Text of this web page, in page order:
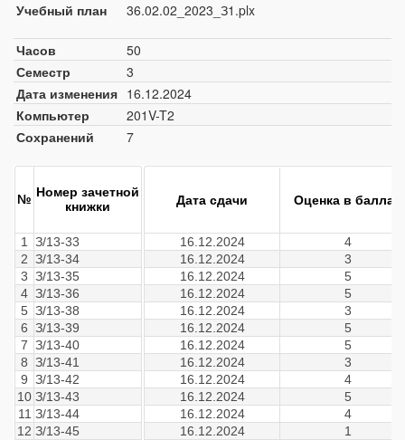
Учебный план
36.02.02_2023_З1.plx
Часов
50
Семестр
3
Дата изменения 16.12.2024
Компьютер
201V-T2
Сохранений
7
№ Номер зачетной
книжки
1
З/13-33
2 З/13-34
3 З/13-35
4 З/13-36
5 З/13-38
6 З/13-39
7 З/13-40
8 З/13-41
9 З/13-42
10 З/13-43
11 З/13-44
12 З/13-45
Дата сдачи Оценка в баллах
16.12.2024
4
16.12.2024
3
16.12.2024
5
16.12.2024
5
16.12.2024
3
16.12.2024
5
16.12.2024
5
16.12.2024
3
16.12.2024
4
16.12.2024
5
16.12.2024
4
16.12.2024
1